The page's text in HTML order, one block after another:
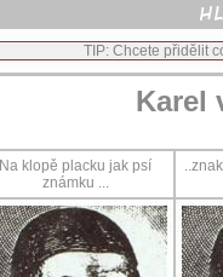
TIP: Chcete přidělit
Karel
Na klopě placku jak psí
známku ...